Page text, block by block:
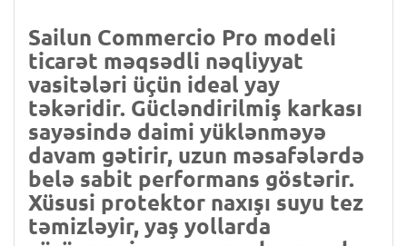
Sailun Commercio Pro modeli
ticarət məqsədli nəqliyyat
vasitələri üçün ideal yay
təkəridir. Gücləndirilmiş karkası
sayəsində daimi yüklənməyə
davam gətirir, uzun məsafələrdə
belə sabit performans göstərir.
Xüsusi protektor naxışı suyu tez
təmizləyir, yaş yollarda